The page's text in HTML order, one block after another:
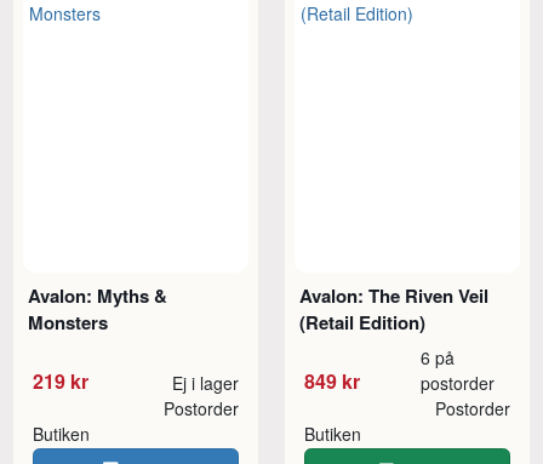
Avalon: Myths &
Monsters
219 kr Ej i lager
Butiken
Postorder
Avalon: The Riven Veil
(Retail Edition)
849 kr
6 på
postorder
Butiken
Postorder